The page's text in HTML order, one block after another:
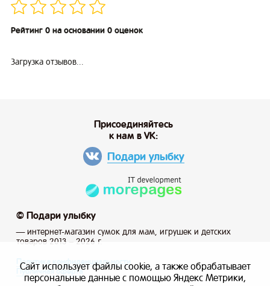
Рейтинг 0 на основании 0 оценок
Загрузка отзывов...
© Подари улыбку
— интернет-магазин сумок для мам, игрушек и детских
товаров 2013 – 2026 г.
Присоединяйтесь
к нам в VK:
Подари улыбку
Политика конфиденциальности
Публичная оферта
Сайт использует файлы cookie, а также обрабатывает
персональные данные с помощью Яндекс Метрики,